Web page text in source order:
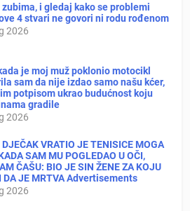
zubima, i gledaj kako se problemi
4 stvari ne govori ni rodu rođenom
2026
je moj muž poklonio motocikl
sam da nije izdao samo našu kćer,
potpisom ukrao budućnost koju
gradile
2026
VRATIO JE TENISICE MOGA
SAM MU POGLEDAO U OČI,
ČAŠU: BIO JE SIN ŽENE ZA KOJU
DA JE MRTVA Advertisements
2026